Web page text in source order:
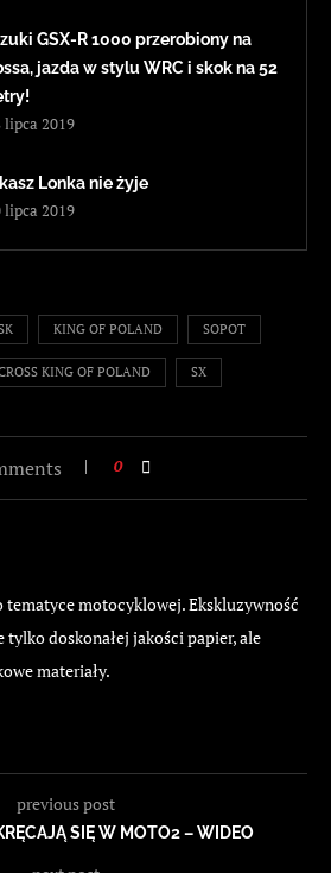
GSX-R 1000 przerobiony na
jazda w stylu WRC i skok na 52
lipca 2019
Lonka nie żyje
lipca 2019
KING OF POLAND SOPOT
KING OF POLAND SX
0
motocyklowej. Ekskluzywność
doskonałej jakości papier, ale
materiały.
previous post
SIĘ W MOTO2 – WIDEO